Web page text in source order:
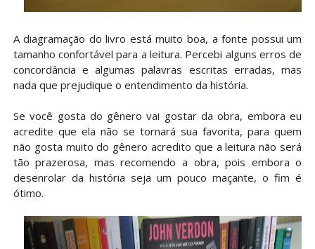
A diagramação do livro está muito boa, a fonte possui um
tamanho confortável para a leitura. Percebi alguns erros de
concordância e algumas palavras escritas erradas, mas
nada que prejudique o entendimento da história.
Se você gosta do gênero vai gostar da obra, embora eu
acredite que ela não se tornará sua favorita, para quem
não gosta muito do gênero acredito que a leitura não será
tão prazerosa, mas recomendo a obra, pois embora o
desenrolar da história seja um pouco maçante, o fim é
ótimo.